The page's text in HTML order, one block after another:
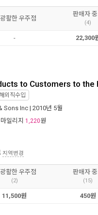
활한 우주점
판매자
(4)
- 22,300
to Customers to the
외직수입
Sons Inc| 2010년 5월
일리지 1,220원
지역변경
활한 우주점
(2)
판매자
(15)
11,500원 450원